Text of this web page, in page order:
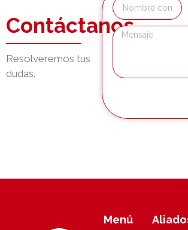
Contáctanos
Resolveremos tus
dudas.
Menú